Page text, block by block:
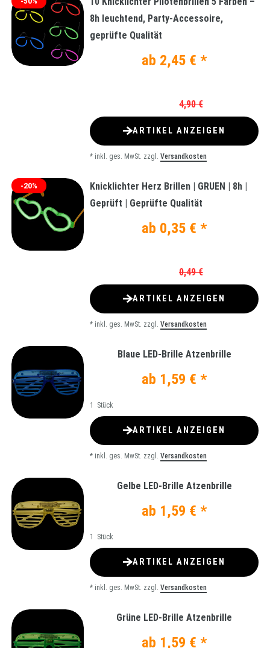
8h leuchtend, Party-Accessoire,
geprüfte Qualität
4,90 €
ab 2,45 € *
ARTIKEL ANZEIGEN
* inkl. ges. MwSt. zzgl. Versandkosten
-20%
Knicklichter Herz Brillen | GRUEN | 8h |
Geprüft | Geprüfte Qualität
0,49 €
ab 0,35 € *
ARTIKEL ANZEIGEN
* inkl. ges. MwSt. zzgl. Versandkosten
Blaue LED-Brille Atzenbrille
ab 1,59 € *
1 Stück
ARTIKEL ANZEIGEN
* inkl. ges. MwSt. zzgl. Versandkosten
Gelbe LED-Brille Atzenbrille
ab 1,59 € *
1 Stück
ARTIKEL ANZEIGEN
* inkl. ges. MwSt. zzgl. Versandkosten
Grüne LED-Brille Atzenbrille
ab 1,59 € *